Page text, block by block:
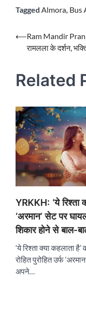
Tagged Almora, Bus
Post
navigation
⟵Ram Mandir Pran
रामलला के दर्शन,
Related
YRKKH: ‘ये रिश्ता
‘अरमान’ सेट पर
शिकार होने से बाल-
‘ये रिश्ता क्या कहलाता
रोहित पुरोहित उर्फ
अपने…